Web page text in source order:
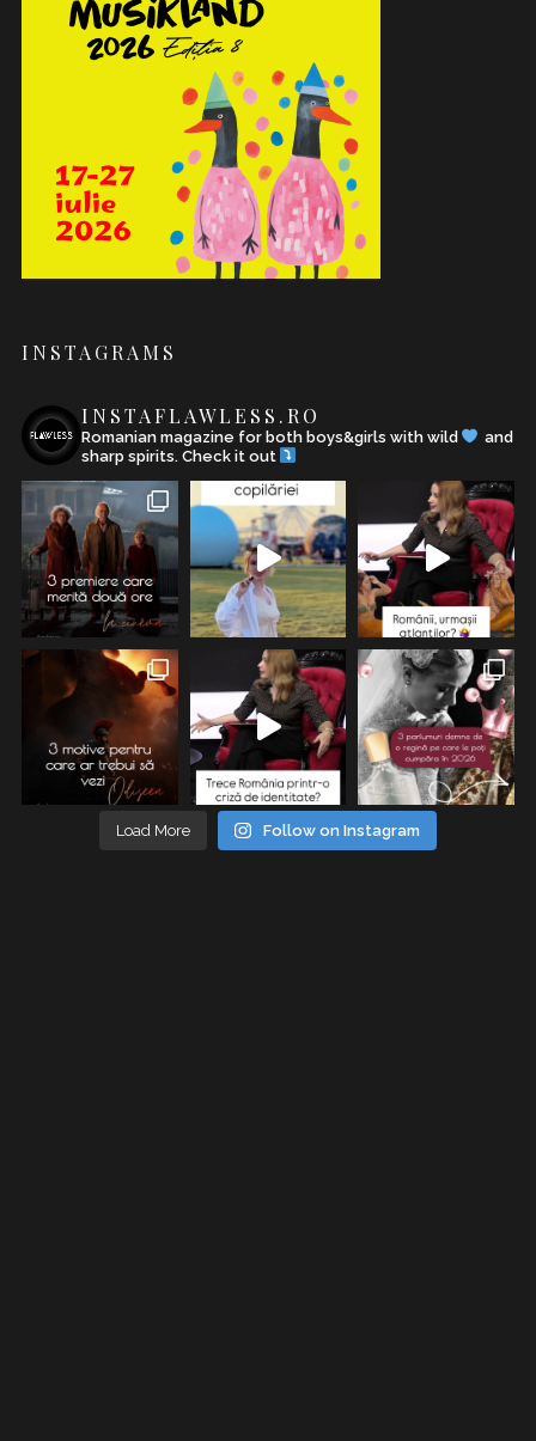
INSTAGRAMS
INSTAFLAWLESS.RO
Romanian magazine for both boys&girls with wild
and
sharp spirits. Check it out
Load More Follow on Instagram